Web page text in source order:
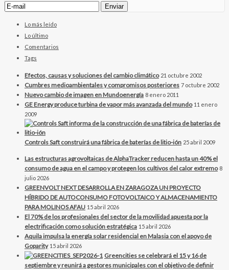
Lo más leído
Lo último
Comentarios
Tags
Efectos, causas y soluciones del cambio climático 21 octubre 2002
Cumbres medioambientales y compromisos posteriores 7 octubre 2002
Nuevo cambio de imagen en Mundoenergía 8 enero 2011
GE Energy produce turbina de vapor más avanzada del mundo 11 enero
2009
Controls Saft construirá una fábrica de baterías de litio-ión 25 abril 2009
Las estructuras agrovoltaicas de AlphaTracker reducen hasta un 40% el
consumo de agua en el campo y protegen los cultivos del calor extremo 8
julio 2026
GREENVOLT NEXT DESARROLLA EN ZARAGOZA UN PROYECTO
HÍBRIDO DE AUTOCONSUMO FOTOVOLTAICO Y ALMACENAMIENTO
PARA MOLINOS AFAU 15 abril 2026
El 70% de los profesionales del sector de la movilidad apuesta por la
electrificación como solución estratégica 15 abril 2026
Aquila impulsa la energía solar residencial en Malasia con el apoyo de
Goparity 15 abril 2026
Greencities se celebrará el 15 y 16 de
septiembre y reunirá a gestores municipales con el objetivo de definir